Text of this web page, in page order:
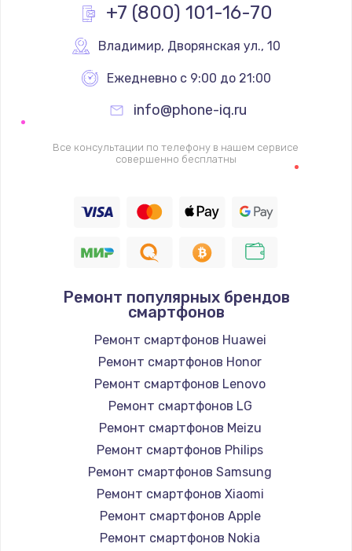
1600 руб.
Заказать
Ремонт цепей питания
2500 руб.
750 руб.
Заказать
Установка драйверов
725 руб.
Заказать
Замена вебкамеры
1260 руб.
Заказать
Ремонт петель крышки
990 руб.
Заказать
Настройка Wi-Fi
+7 (800) 101-16-70
Владимир, Дворянская ул., 10
Ежедневно с 9:00 до 21:00
info@phone-iq.ru
Все консультации по телефону в нашем сервисе
совершенно бесплатны
Ремонт популярных брендов
смартфонов
Ремонт смартфонов Huawei
Ремонт смартфонов Honor
Ремонт смартфонов Lenovo
Ремонт смартфонов LG
Ремонт смартфонов Meizu
Ремонт смартфонов Philips
Ремонт смартфонов Samsung
Ремонт смартфонов Xiaomi
Ремонт смартфонов Apple
Ремонт смартфонов Nokia